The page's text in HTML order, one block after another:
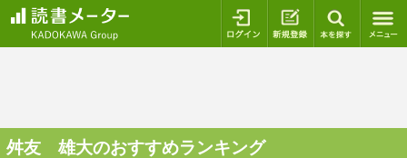
ログイン 新規登録
舛友 雄大のおすすめランキング